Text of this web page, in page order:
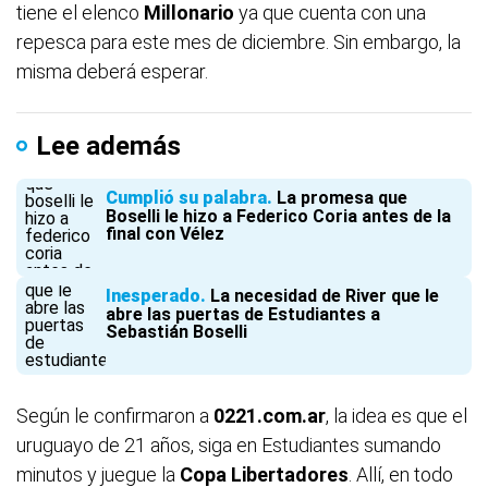
tiene el elenco Millonario ya que cuenta con una
repesca para este mes de diciembre. Sin embargo, la
misma deberá esperar.
Lee además
Cumplió su palabra La promesa que
Boselli le hizo a Federico Coria antes de la
final con Vélez
Inesperado La necesidad de River que le
abre las puertas de Estudiantes a
Sebastián Boselli
Según le confirmaron a 0221.com.ar, la idea es que el
uruguayo de 21 años, siga en Estudiantes sumando
minutos y juegue la Copa Libertadores . Allí, en todo